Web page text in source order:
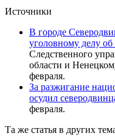
Источники
В городе
уголовному делу об
Следственного
области и
февраля.
За разжигание
осудил
февраля.
Та же статья в других